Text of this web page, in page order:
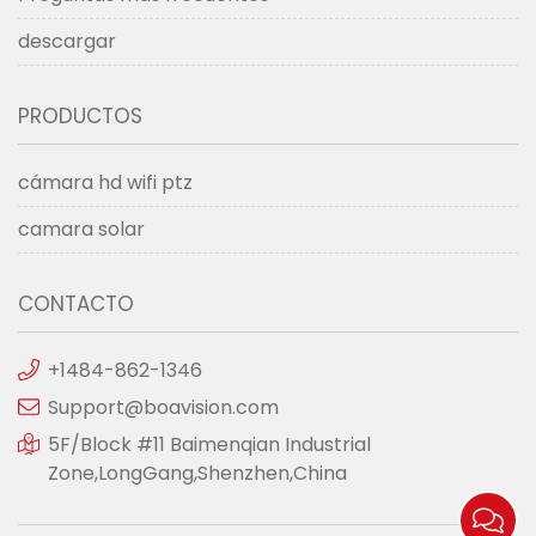
descargar
PRODUCTOS
cámara hd wifi ptz
camara solar
CONTACTO
+1484-862-1346
Support@boavision.com
5F/Block #11 Baimenqian Industrial
Zone,LongGang,Shenzhen,China